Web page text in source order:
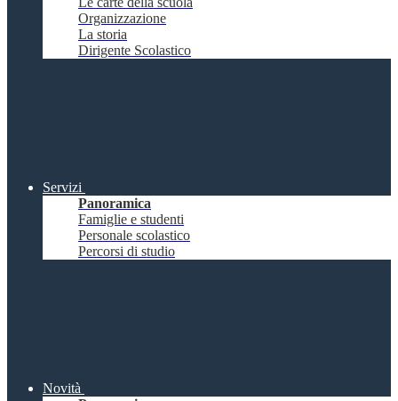
Organizzazione
La storia
Dirigente Scolastico
Servizi
Panoramica
Famiglie e studenti
Personale scolastico
Percorsi di studio
Novità